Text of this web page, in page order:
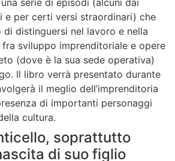
e per certi versi straordinari) che
di distinguersi nel lavoro e nella
sviluppo imprenditoriale e opere
(dove è la sua sede operativa)
Il libro verrà presentato durante
il meglio dell’imprenditoria
di importanti personaggi
cultura.
soprattutto
di suo figlio